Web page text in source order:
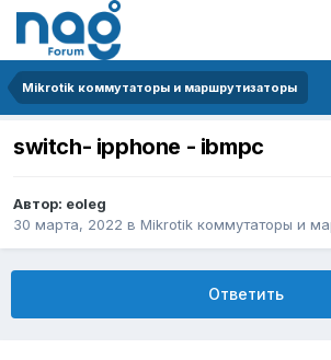
Mikrotik коммутаторы и маршрутизаторы
switch- ipphone - ibmpc
Автор: eoleg
30 марта, 2022 в Mikrotik коммутаторы и
Ответить